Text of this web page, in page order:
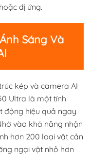
dị ứng.
Sáng Và
kép và camera AI
Ultra là một tính
động hiệu quả ngay
vào khả năng nhận
hơn 200 loại vật cản
ngại vật nhỏ hơn